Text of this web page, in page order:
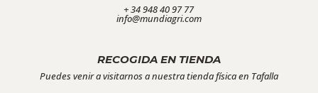
+ 34 948 40 97 77
info@mundiagri.com
RECOGIDA EN TIENDA
Puedes venir a visitarnos a nuestra tienda física en Tafalla